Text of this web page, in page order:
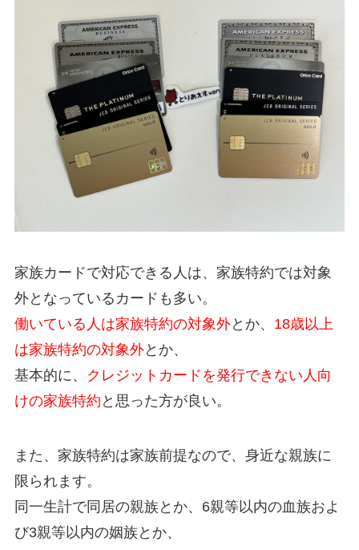
家族カードで対応できる人は、家族特約では対象
外となっているカードも多い。
働いている人は家族特約の対象外とか、 18歳以上
は家族特約の対象外とか、
基本的に、
クレジットカードを発行できない人向
けの家族特約 と思った方が良い。
また、家族特約は家族前提なので、身近な親族に
限られます。
同一生計で同居の親族とか、6親等以内の血族およ
び3親等以内の姻族とか、